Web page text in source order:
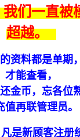
们一直被
超越。
资料都是单期
才能查看，
金币，忘各位
值再联管理员。
是新顾客注册